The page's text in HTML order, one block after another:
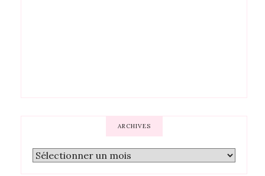
ARCHIVES